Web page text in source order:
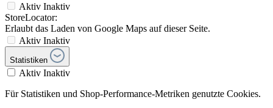
Aktiv Inaktiv
StoreLocator:
Erlaubt das Laden von Google Maps auf dieser Seite.
Aktiv Inaktiv
Statistiken
Aktiv Inaktiv
Für Statistiken und Shop-Performance-Metriken genutzte Cookies.